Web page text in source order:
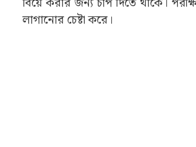
লাগানোর চেষ্টা করে।